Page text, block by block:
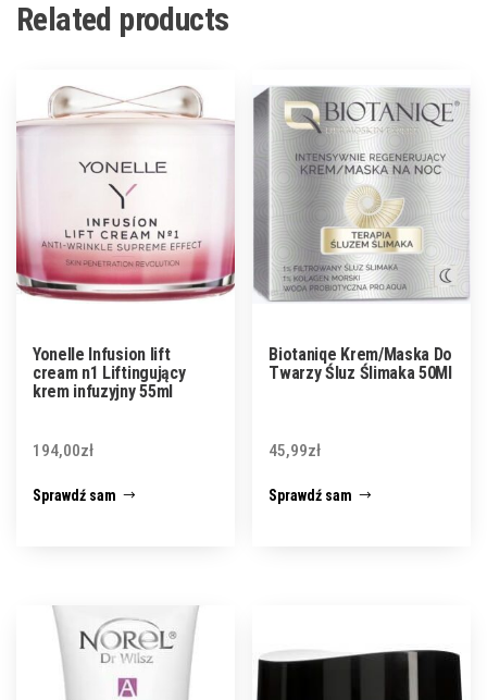
Related products
Yonelle Infusion lift
cream n1 Liftingujący
krem infuzyjny 55ml
194,00zł
Sprawdź sam
Biotaniqe Krem/Maska Do
Twarzy Śluz Ślimaka 50Ml
45,99zł
Sprawdź sam